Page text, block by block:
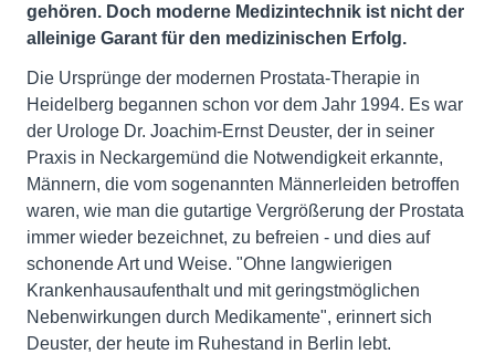
gehören. Doch moderne Medizintechnik ist nicht der
alleinige Garant für den medizinischen Erfolg.
Die Ursprünge der modernen Prostata-Therapie in
Heidelberg begannen schon vor dem Jahr 1994. Es war
der Urologe Dr. Joachim-Ernst Deuster, der in seiner
Praxis in Neckargemünd die Notwendigkeit erkannte,
Männern, die vom sogenannten Männerleiden betroffen
waren, wie man die gutartige Vergrößerung der Prostata
immer wieder bezeichnet, zu befreien - und dies auf
schonende Art und Weise. "Ohne langwierigen
Krankenhausaufenthalt und mit geringstmöglichen
Nebenwirkungen durch Medikamente", erinnert sich
Deuster, der heute im Ruhestand in Berlin lebt.